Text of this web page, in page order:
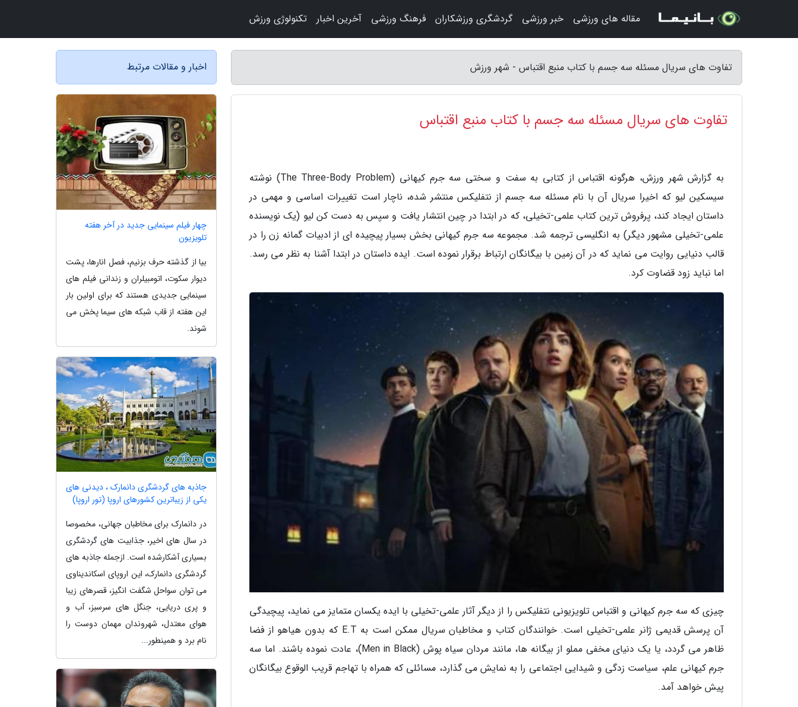
تفاوت های سریال مسئله سه جسم با کتاب منبع اقتباس - شهر ورزش
تفاوت های سریال مسئله سه جسم با کتاب منبع اقتباس
به گزارش شهر ورزش، هرگونه اقتباس از کتابی به سفت و سختی سه جرم کیهانی (The Three-Body Problem) نوشته
سیسکین لیو که اخیرا سریال آن با نام مسئله سه جسم از نتفلیکس منتشر شده، ناچار است تغییرات اساسی و مهمی در
داستان ایجاد کند، پرفروش ترین کتاب علمی-تخیلی، که در ابتدا در چین انتشار یافت و سپس به دست کن لیو (یک نویسنده
علمی-تخیلی مشهور دیگر) به انگلیسی ترجمه شد. مجموعه سه جرم کیهانی بخش بسیار پیچیده ای از ادبیات گمانه زن را در
قالب دنیایی روایت می نماید که در آن زمین با بیگانگان ارتباط برقرار نموده است. ایده داستان در ابتدا آشنا به نظر می رسد.
اما نباید زود قضاوت کرد.
چیزی که سه جرم کیهانی و اقتباس تلویزیونی نتفلیکس را از دیگر آثار علمی-تخیلی با ایده یکسان متمایز می نماید، پیچیدگی
آن پرسش قدیمی ژانر علمی-تخیلی است. خوانندگان کتاب و مخاطبان سریال ممکن است به E.T که بدون هیاهو از فضا
ظاهر می گردد، یا یک دنیای مخفی مملو از بیگانه ها، مانند مردان سیاه پوش (Men in Black)، عادت نموده باشند. اما سه
جرم کیهانی علم، سیاست زدگی و شیدایی اجتماعی را به نمایش می گذارد، مسائلی که همراه با تهاجم قریب الوقوع بیگانگان
پیش خواهد آمد.
اخبار و مقالات مرتبط
چهار فیلم سینمایی جدید در آخر هفته
تلویزیون
بیا از گذشته حرف بزنیم، فصل انارها، پشت
دیوار سکوت، اتومبیلران و زندانی فیلم های
سینمایی جدیدی هستند که برای اولین بار
این هفته از قاب شبکه های سیما پخش می
شوند.
جاذبه های گردشگری دانمارک ، دیدنی های
یکی از زیباترین کشورهای اروپا (تور اروپا)
در دانمارک برای مخاطبان جهانی، مخصوصا
در سال های اخیر، جذابیت های گردشگری
بسیاری آشکارشده است. ازجمله جاذبه های
گردشگری دانمارک، این اروپای اسکاندیناوی
می توان سواحل شگفت انگیز، قصرهای زیبا
و پری دریایی، جنگل های سرسبز، آب و
هوای معتدل، شهروندان مهمان دوست را
نام برد و همینطور...
مقاله های ورزشی خبر ورزشی گردشگری ورزشکاران فرهنگ ورزشی آخرین اخبار تکنولوژی ورزش